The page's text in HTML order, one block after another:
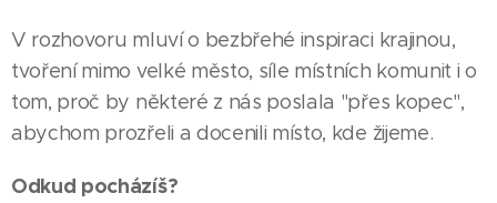
V rozhovoru mluví o bezbřehé inspiraci krajinou,
tvoření mimo velké město, síle místních komunit i o
tom, proč by některé z nás poslala "přes kopec",
abychom prozřeli a docenili místo, kde žijeme.
Odkud pocházíš?